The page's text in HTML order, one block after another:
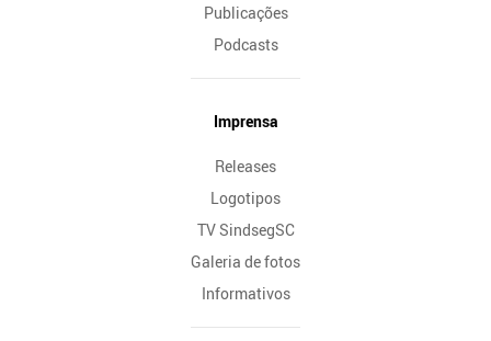
Publicações
Podcasts
Imprensa
Releases
Logotipos
TV SindsegSC
Galeria de fotos
Informativos